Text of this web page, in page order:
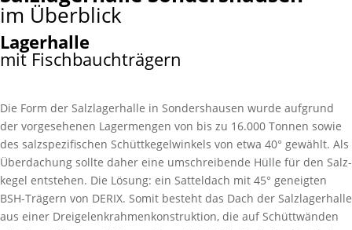
im Überblick
Lagerhalle
mit Fischbauchträgern
Die Form der Salz­lager­halle in Sonders­hausen wurde aufgrund
der vor­gese­henen Lager­mengen von bis zu 16.000 Tonnen sowie
des salz­spezifischen Schütt­kegel­winkels von etwa 40° gewählt. Als
Über­dachung sollte daher eine um­schrei­bende Hülle für den Salz­
kegel entstehen. Die Lösung: ein Sattel­dach mit 45° geneigten
BSH-Trägern von DERIX. Somit besteht das Dach der Salz­lager­halle
aus einer Drei­gelenk­rahmen­konstruk­tion, die auf Schütt­wänden